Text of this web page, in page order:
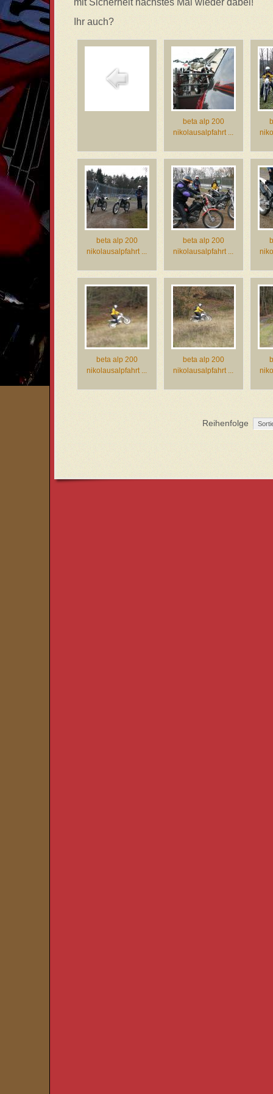
mit Sicherheit nächstes Mal wieder dabei!
Ihr auch?
beta alp 200
nikolausalpfahrt ...
beta alp 200
nikolausalpfahrt ...
beta alp 200
nikolausalpfahrt ...
beta alp 200
nikolausalpfahrt ...
beta alp 200
nikolausalpfahrt ...
Reihenfolge